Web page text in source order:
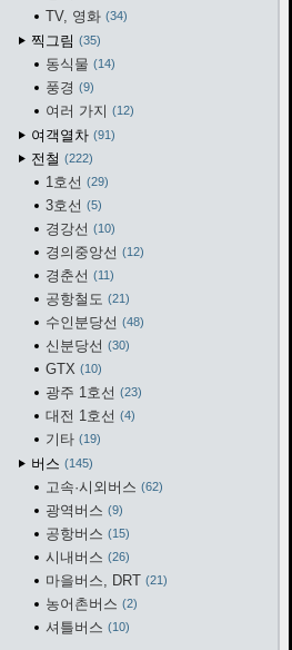
TV, 영화 34
찍그림 35
동식물 14
풍경 9
여러 가지 12
여객열차 91
전철 222
1호선 29
3호선 5
경강선 10
경의중앙선 12
경춘선 11
공항철도 21
수인분당선 48
신분당선 30
GTX 10
광주 1호선 23
대전 1호선 4
기타 19
버스 145
고속·시외버스 62
광역버스 9
공항버스 15
시내버스 26
마을버스, DRT 21
농어촌버스 2
셔틀버스 10